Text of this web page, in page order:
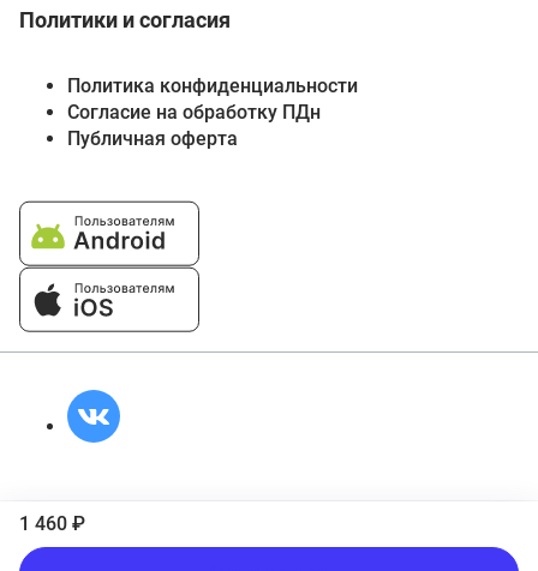
1 460 ₽
Политики и согласия
Политика конфиденциальности
Согласие на обработку ПДн
Публичная оферта